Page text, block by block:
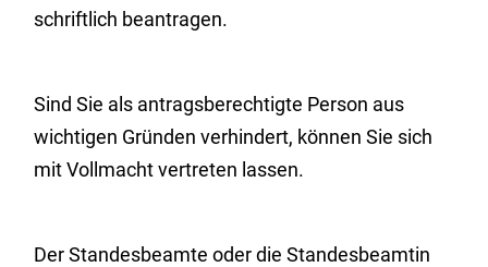
schriftlich beantragen.
Sind Sie als antragsberechtigte Person aus
wichtigen Gründen verhindert, können Sie sich
mit Vollmacht vertreten lassen.
Der Standesbeamte oder die Standesbeamtin